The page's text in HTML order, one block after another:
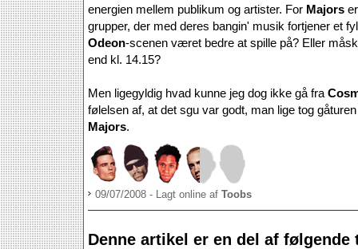
energien mellem publikum og artister. For Majors
grupper, der med deres bangin' musik fortjener et
Odeon-scenen været bedre at spille på? Eller
end kl. 14.15?
Men ligegyldig hvad kunne jeg dog ikke gå fra
følelsen af, at det sgu var godt, man lige tog
Majors.
09/07/2008 - Lagt online af Toobs
Denne artikel er en del af følgende